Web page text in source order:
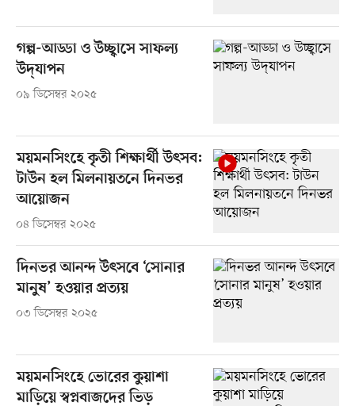
গল্প-আড্ডা ও উচ্ছ্বাসে সাফল্য
উদ্‌যাপন
০৯ ডিসেম্বর ২০২৫
ময়মনসিংহে কৃতী শিক্ষার্থী উৎসব:
টাউন হল মিলনায়তনে দিনভর
আয়োজন
০৪ ডিসেম্বর ২০২৫
দিনভর আনন্দ উৎসবে ‘সোনার
মানুষ’ হওয়ার প্রত্যয়
০৩ ডিসেম্বর ২০২৫
ময়মনসিংহে ভোরের কুয়াশা
মাড়িয়ে স্বপ্নবাজদের ভিড়